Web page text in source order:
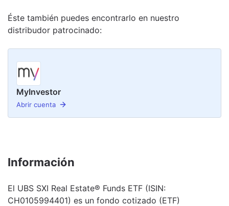
Éste también puedes encontrarlo en nuestro
distribudor patrocinado:
MyInvestor
Abrir cuenta
Información
El UBS SXI Real Estate® Funds ETF (ISIN:
CH0105994401) es un fondo cotizado (ETF)